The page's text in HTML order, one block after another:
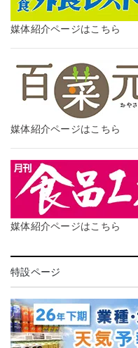
媒体紹介ページはこちら
媒体紹介ページはこちら
媒体紹介ページはこちら
特設ページ